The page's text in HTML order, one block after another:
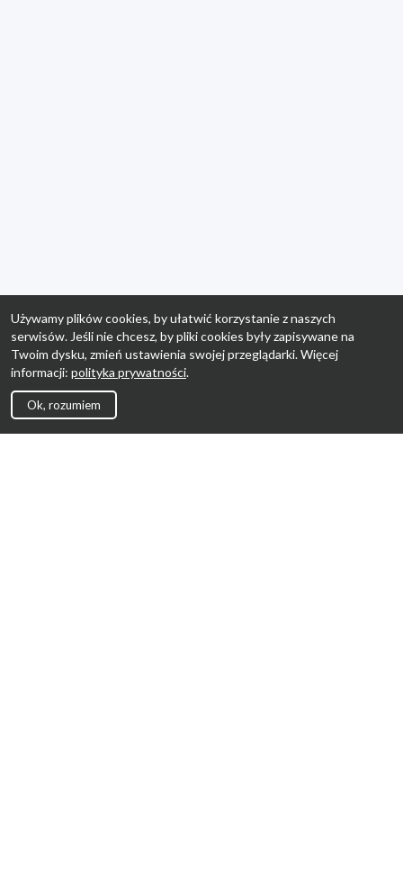
Używamy plików cookies, by ułatwić korzystanie z naszych
serwisów. Jeśli nie chcesz, by pliki cookies były zapisywane na
Twoim dysku, zmień ustawienia swojej przeglądarki. Więcej
informacji: polityka prywatności.
Ok, rozumiem